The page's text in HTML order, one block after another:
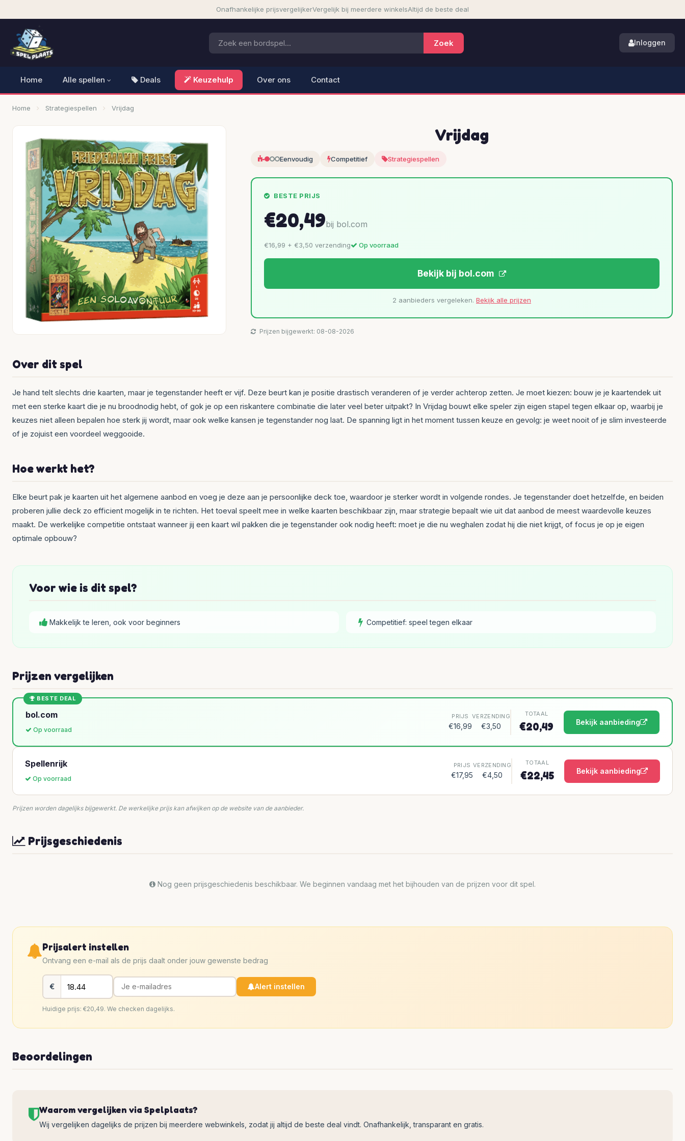
Onafhankelijke prijsvergelijkerVergelijk bij meerdere winkelsAltijd de beste deal
Inloggen
Home Alle spellen Deals Keuzehulp Over ons Contact
Home Strategiespellen Vrijdag
Vrijdag
Eenvoudig Competitief Strategiespellen
BESTE PRIJS
€20,49bij bol.com
€16,99 + €3,50 verzending Op voorraad
Bekijk bij bol.com
2 aanbieders vergeleken. Bekijk alle prijzen
Prijzen bijgewerkt: 08-08-2026
Over dit spel
Je hand telt slechts drie kaarten, maar je tegenstander heeft er vijf. Deze beurt kan je positie drastisch veranderen of je verder achterop zetten. Je moet kiezen: bouw je je kaartendek uit
met een sterke kaart die je nu broodnodig hebt, of gok je op een riskantere combinatie die later veel beter uitpakt? In Vrijdag bouwt elke speler zijn eigen stapel tegen elkaar op, waarbij je
keuzes niet alleen bepalen hoe sterk jij wordt, maar ook welke kansen je tegenstander nog laat. De spanning ligt in het moment tussen keuze en gevolg: je weet nooit of je slim investeerde
of je zojuist een voordeel weggooide.
Hoe werkt het?
Elke beurt pak je kaarten uit het algemene aanbod en voeg je deze aan je persoonlijke deck toe, waardoor je sterker wordt in volgende rondes. Je tegenstander doet hetzelfde, en beiden
proberen jullie deck zo efficient mogelijk in te richten. Het toeval speelt mee in welke kaarten beschikbaar zijn, maar strategie bepaalt wie uit dat aanbod de meest waardevolle keuzes
maakt. De werkelijke competitie ontstaat wanneer jij een kaart wil pakken die je tegenstander ook nodig heeft: moet je die nu weghalen zodat hij die niet krijgt, of focus je op je eigen
optimale opbouw?
Voor wie is dit spel?
Makkelijk te leren, ook voor beginners Competitief: speel tegen elkaar
Prijzen vergelijken
BESTE DEAL
bol.com
Op voorraad
PRIJS
€16,99
VERZENDING
€3,50
TOTAAL
€20,49 Bekijk aanbieding
Spellenrijk
Op voorraad
PRIJS
€17,95
VERZENDING
€4,50
TOTAAL
€22,45 Bekijk aanbieding
Prijzen worden dagelijks bijgewerkt. De werkelijke prijs kan afwijken op de website van de aanbieder.
Prijsgeschiedenis
Nog geen prijsgeschiedenis beschikbaar. We beginnen vandaag met het bijhouden van de prijzen voor dit spel.
Prijsalert instellen
Ontvang een e-mail als de prijs daalt onder jouw gewenste bedrag
€ Alert instellen
Huidige prijs: €20,49. We checken dagelijks.
Beoordelingen
Waarom vergelijken via Spelplaats?
Wij vergelijken dagelijks de prijzen bij meerdere webwinkels, zodat jij altijd de beste deal vindt. Onafhankelijk, transparant en gratis.